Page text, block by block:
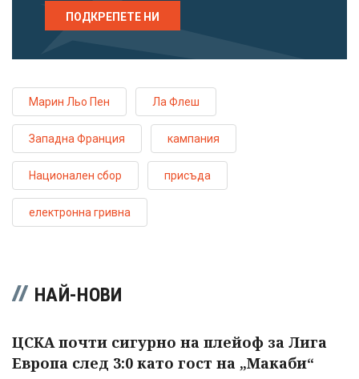
ПОДКРЕПЕТЕ НИ
Марин Льо Пен Ла Флеш
Западна Франция кампания
Национален сбор присъда
електронна гривна
НАЙ-НОВИ
ЦСКА почти сигурно на плейоф за Лига
Европа след 3:0 като гост на „Макаби“